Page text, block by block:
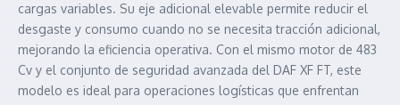
cargas variables. Su eje adicional elevable permite reducir el
desgaste y consumo cuando no se necesita tracción adicional,
mejorando la eficiencia operativa. Con el mismo motor de 483
Cv y el conjunto de seguridad avanzada del DAF XF FT, este
modelo es ideal para operaciones logísticas que enfrentan